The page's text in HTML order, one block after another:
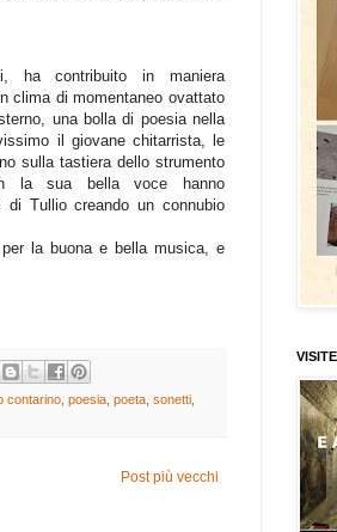
ha contribuito in maniera
clima di momentaneo ovattato
una bolla di poesia nella
il giovane chitarrista, le
sulla tastiera dello strumento
la sua bella voce hanno
di Tullio creando un connubio
la buona e bella musica, e
contarino poesia poeta sonetti
Post più vecchi
VISITE